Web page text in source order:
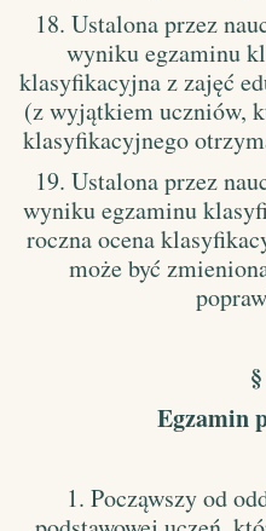
18. Ustalona przez
wyniku egzaminu
klasyfikacyjna z zajęć
(z wyjątkiem uczniów,
klasyfikacyjnego
19. Ustalona przez
wyniku egzaminu
roczna ocena
może być
Egzamin
1. Począwszy od